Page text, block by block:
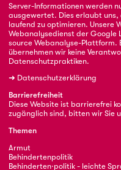
Server-Informationen werden
ausgewertet. Dies erlaubt
laufend zu optimieren. Unsere
Webanalysedienst der Google
source Webanalyse-Plattform.
übernehmen wir keine
Datenschutzpraktiken.
➜ Datenschutzerklärung
Barrierefreiheit
Diese Website ist barrierefrei
zugänglich sind, bitten wir Sie
Themen
Armut
Behindertenpolitik
Behinderten·politik - leichte